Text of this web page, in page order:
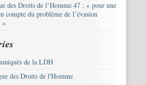
des Droits de l’Homme 47 : « pour une
compte du problème de l’évasion
»
de la LDH
des Droits de l'Homme